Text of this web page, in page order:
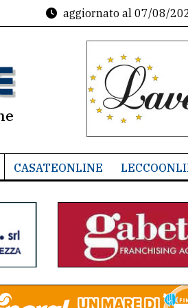
aggiornato al 07/08/
CASATEONLINE